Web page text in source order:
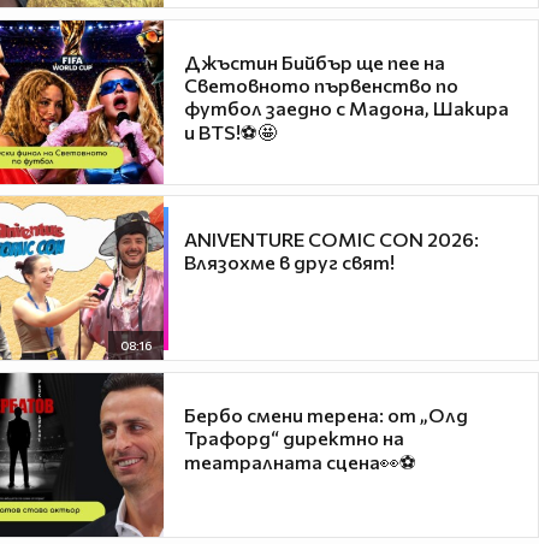
Джъстин Бийбър ще пее на
Световното първенство по
футбол заедно с Мадона, Шакира
и BTS!⚽🤩
08:16
ANIVENTURE COMIC CON 2026:
Влязохме в друг свят!
Бербо смени терена: от „Олд
Трафорд“ директно на
театралната сцена👀⚽